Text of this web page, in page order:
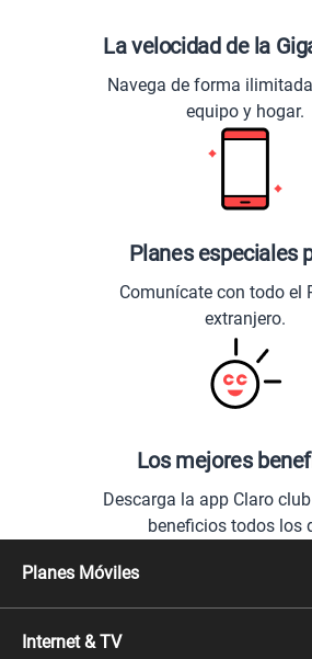
La velocidad de la
Navega de forma
equipo y hogar.
Planes especiales
Comunícate con todo el
extranjero.
Los mejores
Descarga la app Claro
beneficios todos los
Planes Móviles
Línea Nueva
Línea Adicional
Internet & TV